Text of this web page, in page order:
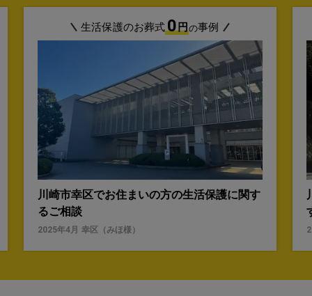
生活保護のお葬式0円 の事例
川崎市幸区でお住まいの方の生活保護に関す
るご相談
2025年4月 幸区 （みほ様）